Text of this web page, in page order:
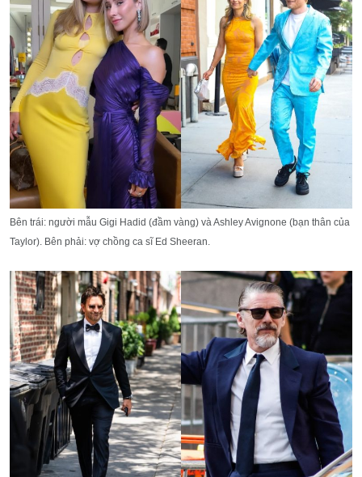
Bên trái: người mẫu Gigi Hadid (đầm vàng) và Ashley Avignone (bạn thân của
Taylor). Bên phải: vợ chồng ca sĩ Ed Sheeran.